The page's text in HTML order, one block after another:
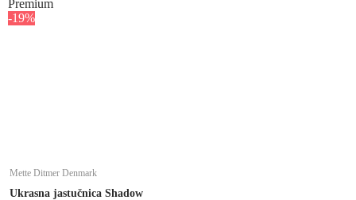
Premium
-19%
Mette Ditmer Denmark
Ukrasna jastučnica Shadow